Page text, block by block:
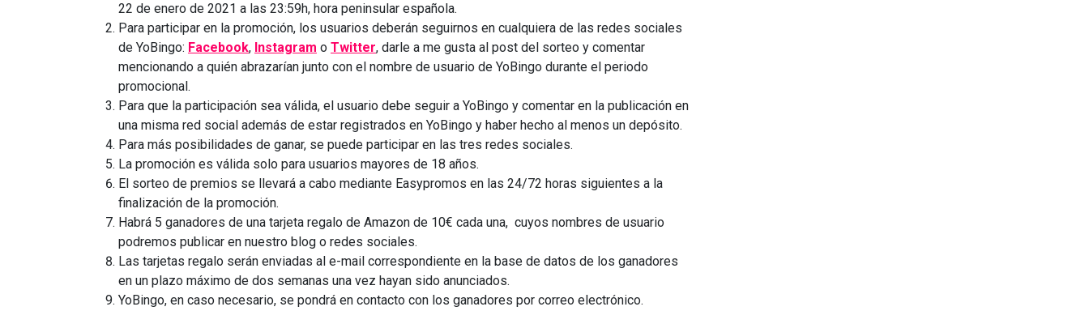
22 de enero de 2021 a las 23:59h, hora peninsular española.
Para participar en la promoción, los usuarios deberán seguirnos en cualquiera de las redes sociales
de YoBingo: Facebook, Instagram o Twitter, darle a me gusta al post del sorteo y comentar
mencionando a quién abrazarían junto con el nombre de usuario de YoBingo durante el periodo
promocional.
Para que la participación sea válida, el usuario debe seguir a YoBingo y comentar en la publicación en
una misma red social además de estar registrados en YoBingo y haber hecho al menos un depósito.
Para más posibilidades de ganar, se puede participar en las tres redes sociales.
La promoción es válida solo para usuarios mayores de 18 años.
El sorteo de premios se llevará a cabo mediante Easypromos en las 24/72 horas siguientes a la
finalización de la promoción.
Habrá 5 ganadores de una tarjeta regalo de Amazon de 10€ cada una, cuyos nombres de usuario
podremos publicar en nuestro blog o redes sociales.
Las tarjetas regalo serán enviadas al e-mail correspondiente en la base de datos de los ganadores
en un plazo máximo de dos semanas una vez hayan sido anunciados.
YoBingo, en caso necesario, se pondrá en contacto con los ganadores por correo electrónico.